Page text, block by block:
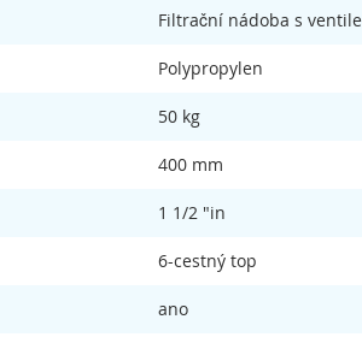
Filtrační nádoba s
Polypropylen
50 kg
400 mm
1 1/2 "in
6-cestný top
ano